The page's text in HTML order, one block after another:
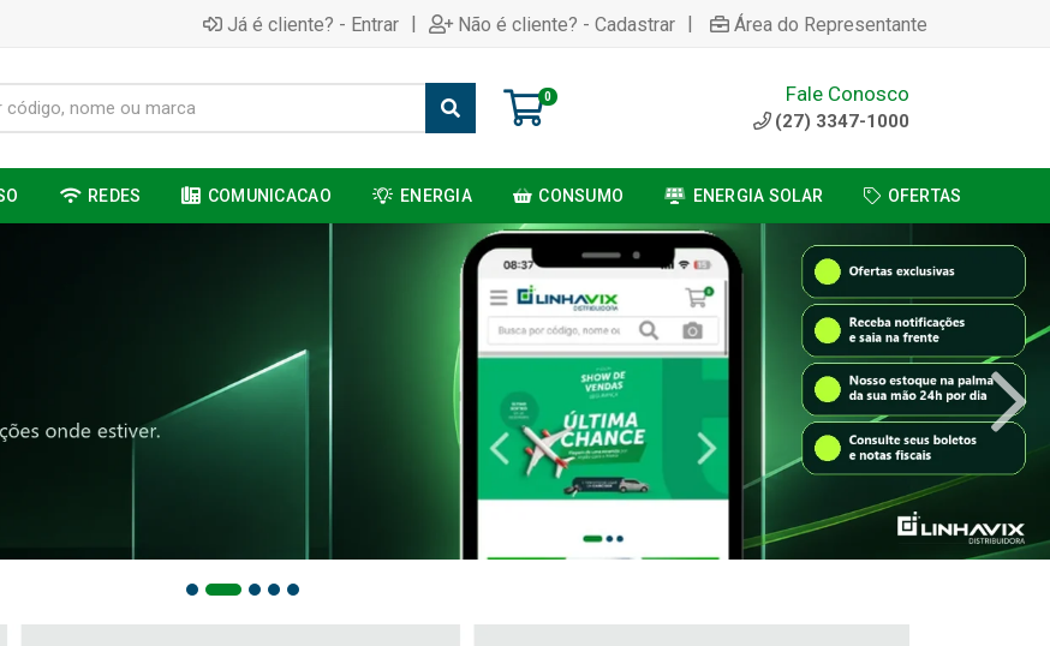
Já é cliente? - Entrar | Não é cliente? - Cadastrar | Área do Representante
0 Fale Conosco
(27) 3347-1000
REDES COMUNICACAO ENERGIA CONSUMO ENERGIA SOLAR OFERTAS